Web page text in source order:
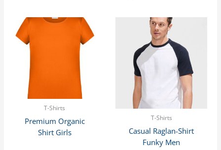
T-Shirts
Premium Organic
Shirt Girls
T-Shirts
Casual Raglan-Shirt
Funky Men